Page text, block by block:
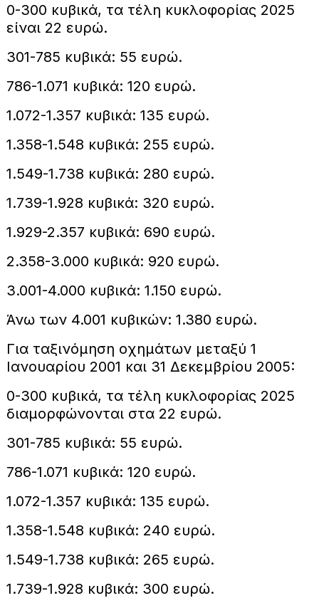
0-300 κυβικά, τα τέλη κυκλοφορίας 2025
είναι 22 ευρώ.
301-785 κυβικά: 55 ευρώ.
786-1.071 κυβικά: 120 ευρώ.
1.072-1.357 κυβικά: 135 ευρώ.
1.358-1.548 κυβικά: 255 ευρώ.
1.549-1.738 κυβικά: 280 ευρώ.
1.739-1.928 κυβικά: 320 ευρώ.
1.929-2.357 κυβικά: 690 ευρώ.
2.358-3.000 κυβικά: 920 ευρώ.
3.001-4.000 κυβικά: 1.150 ευρώ.
Άνω των 4.001 κυβικών: 1.380 ευρώ.
Για ταξινόμηση οχημάτων μεταξύ 1
Ιανουαρίου 2001 και 31 Δεκεμβρίου 2005:
0-300 κυβικά, τα τέλη κυκλοφορίας 2025
διαμορφώνονται στα 22 ευρώ.
301-785 κυβικά: 55 ευρώ.
786-1.071 κυβικά: 120 ευρώ.
1.072-1.357 κυβικά: 135 ευρώ.
1.358-1.548 κυβικά: 240 ευρώ.
1.549-1.738 κυβικά: 265 ευρώ.
1.739-1.928 κυβικά: 300 ευρώ.